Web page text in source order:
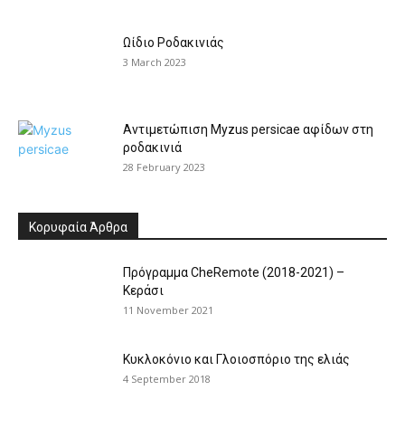
Ωίδιο Ροδακινιάς
3 March 2023
Αντιμετώπιση Myzus persicae αφίδων στη
ροδακινιά
28 February 2023
Κορυφαία Άρθρα
Πρόγραμμα CheRemote (2018-2021) –
Κεράσι
11 November 2021
Κυκλοκόνιο και Γλοιοσπόριο της ελιάς
4 September 2018